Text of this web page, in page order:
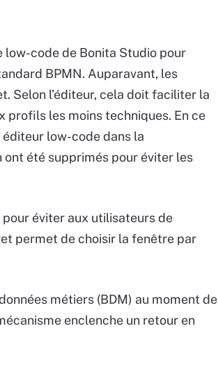
low-code de Bonita Studio pour
BPMN. Auparavant, les
Selon l’éditeur, cela doit faciliter la
profils les moins techniques. En ce
low-code dans la
ont été supprimés pour éviter les
éviter aux utilisateurs de
permet de choisir la fenêtre par
métiers (BDM) au moment de
enclenche un retour en